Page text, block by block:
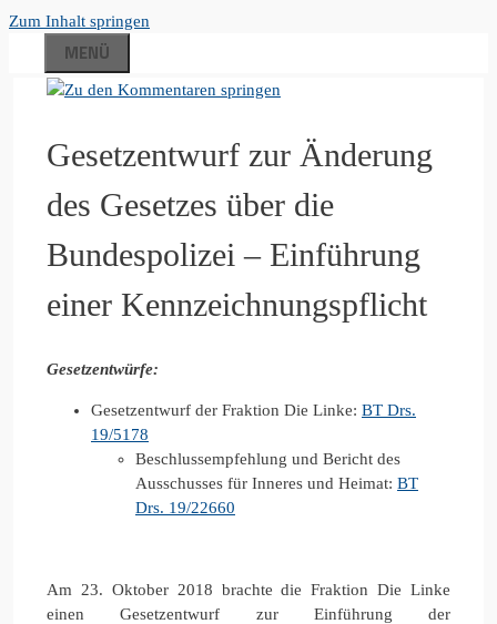
Zum Inhalt springen
MENÜ
Gesetzentwurf zur Änderung
des Gesetzes über die
Bundespolizei – Einführung
einer Kennzeichnungspflicht
Gesetzentwürfe:
Gesetzentwurf der Fraktion Die Linke: BT Drs.
19/5178
Beschlussempfehlung und Bericht des
Ausschusses für Inneres und Heimat: BT
Drs. 19/22660
Am 23. Oktober 2018 brachte die Fraktion Die Linke
einen Gesetzentwurf zur Einführung der